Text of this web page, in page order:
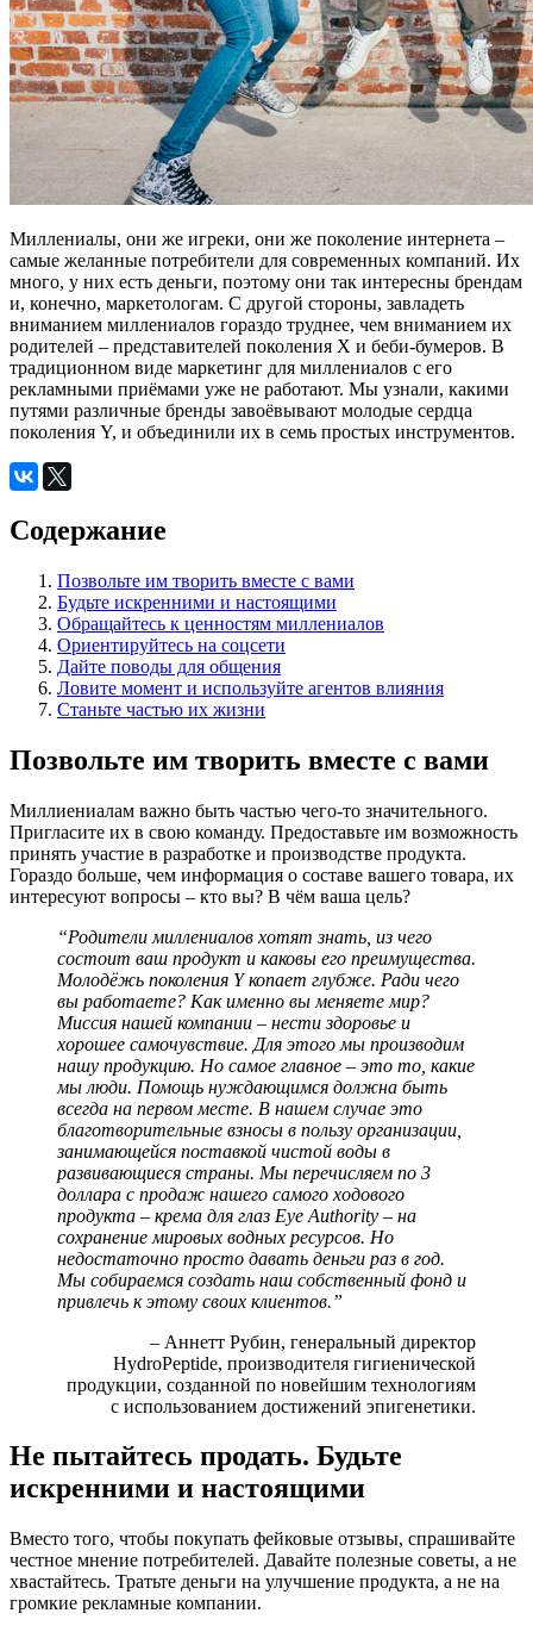
Миллениалы, они же игреки, они же поколение интернета –
самые желанные потребители для современных компаний. Их
много, у них есть деньги, поэтому они так интересны брендам
и, конечно, маркетологам. С другой стороны, завладеть
вниманием миллениалов гораздо труднее, чем вниманием их
родителей – представителей поколения Х и беби-бумеров. В
традиционном виде маркетинг для миллениалов с его
рекламными приёмами уже не работают. Мы узнали, какими
путями различные бренды завоёвывают молодые сердца
поколения Y, и объединили их в семь простых инструментов.
Содержание
Позвольте им творить вместе с вами
Будьте искренними и настоящими
Обращайтесь к ценностям миллениалов
Ориентируйтесь на соцсети
Дайте поводы для общения
Ловите момент и используйте агентов влияния
Станьте частью их жизни
Позвольте им творить вместе с вами
Миллиениалам важно быть частью чего-то значительного.
Пригласите их в свою команду. Предоставьте им возможность
принять участие в разработке и производстве продукта.
Гораздо больше, чем информация о составе вашего товара, их
интересуют вопросы – кто вы? В чём ваша цель?
“Родители миллениалов хотят знать, из чего
состоит ваш продукт и каковы его преимущества.
Молодёжь поколения Y копает глубже. Ради чего
вы работаете? Как именно вы меняете мир?
Миссия нашей компании – нести здоровье и
хорошее самочувствие. Для этого мы производим
нашу продукцию. Но самое главное – это то, какие
мы люди. Помощь нуждающимся должна быть
всегда на первом месте. В нашем случае это
благотворительные взносы в пользу организации,
занимающейся поставкой чистой воды в
развивающиеся страны. Мы перечисляем по 3
доллара с продаж нашего самого ходового
продукта – крема для глаз Eye Authority – на
сохранение мировых водных ресурсов. Но
недостаточно просто давать деньги раз в год.
Мы собираемся создать наш собственный фонд и
привлечь к этому своих клиентов.”
– Аннетт Рубин, генеральный директор
HydroPeptide, производителя гигиенической
продукции, созданной по новейшим технологиям
с использованием достижений эпигенетики.
Не пытайтесь продать. Будьте
искренними и настоящими
Вместо того, чтобы покупать фейковые отзывы, спрашивайте
честное мнение потребителей. Давайте полезные советы, а не
хвастайтесь. Тратьте деньги на улучшение продукта, а не на
громкие рекламные компании.